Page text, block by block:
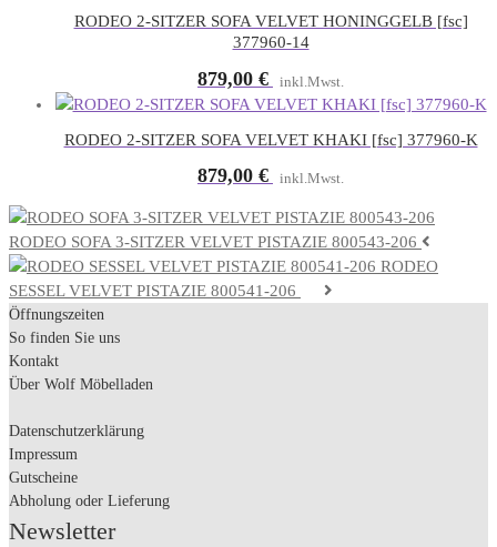
RODEO 2-SITZER SOFA VELVET HONINGGELB [fsc]
377960-14
879,00 € inkl.Mwst.
RODEO 2-SITZER SOFA VELVET KHAKI [fsc] 377960-K
879,00 € inkl.Mwst.
RODEO SOFA 3-SITZER VELVET PISTAZIE 800543-206
RODEO
SESSEL VELVET PISTAZIE 800541-206
Öffnungszeiten
So finden Sie uns
Kontakt
Über Wolf Möbelladen
Datenschutzerklärung
Impressum
Gutscheine
Abholung oder Lieferung
Newsletter